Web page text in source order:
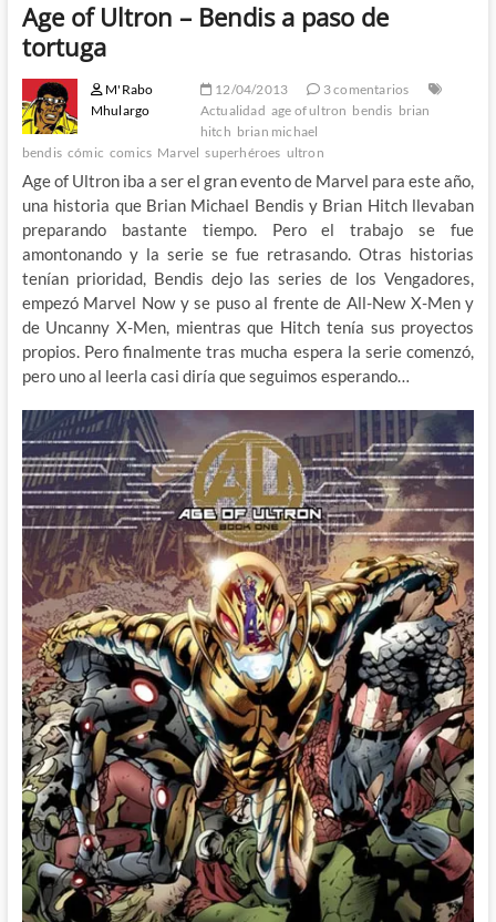
Age of Ultron – Bendis a paso de
tortuga
M'Rabo
Mhulargo
12/04/2013
3 comentarios
Actualidad age of ultron bendis brian
hitch brian michael
bendis cómic comics Marvel superhéroes ultron
Age of Ultron iba a ser el gran evento de Marvel para este año,
una historia que Brian Michael Bendis y Brian Hitch llevaban
preparando bastante tiempo. Pero el trabajo se fue
amontonando y la serie se fue retrasando. Otras historias
tenían prioridad, Bendis dejo las series de los Vengadores,
empezó Marvel Now y se puso al frente de All-New X-Men y
de Uncanny X-Men, mientras que Hitch tenía sus proyectos
propios. Pero finalmente tras mucha espera la serie comenzó,
pero uno al leerla casi diría que seguimos esperando…